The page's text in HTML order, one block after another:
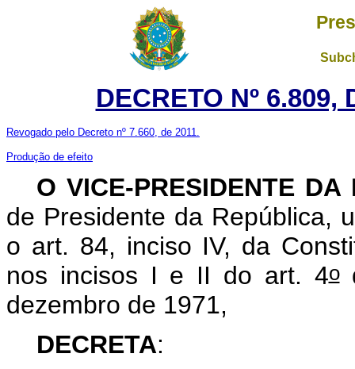
DECRETO Nº 6.809,
Revogado pelo Decreto nº 7.660, de 2011.
Produção de efeito
O VICE-PRESIDENTE DA
de Presidente da República,
o art. 84, inciso IV, da
nos incisos I e II do art. 4o
dezembro de 1971,
DECRETA: